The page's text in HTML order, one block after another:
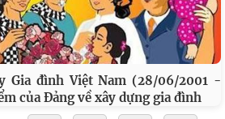
Gia đình Việt Nam (28/06/2001 -
của Đảng về xây dựng gia đình